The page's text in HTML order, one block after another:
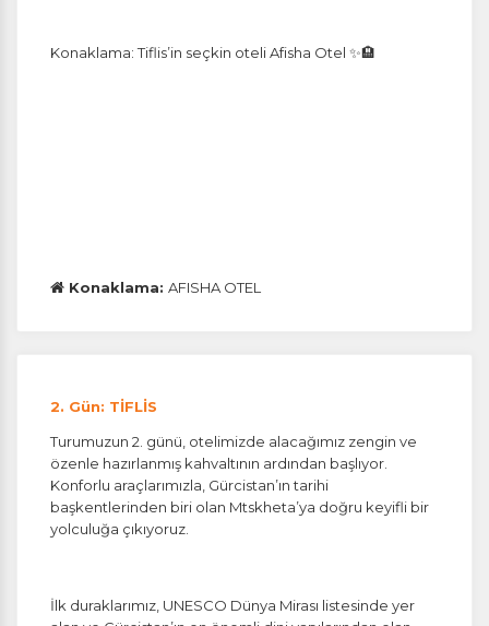
Çerez tercihlerinizi
belirleyin.
Daha fazla bilgi içinKVKK bilgilendirmemizi,
vegizlilik koşullarınıinceleyebilirsiniz.
Oturum yönetimi, güvenlik ve temel site işlevleri için
Konaklama: Tiflis’in seçkin oteli Afisha Otel ✨🏨
Konaklama: AFISHA OTEL
2. Gün: TİFLİS
Turumuzun 2. günü, otelimizde alacağımız zengin ve
özenle hazırlanmış kahvaltının ardından başlıyor.
Konforlu araçlarımızla, Gürcistan’ın tarihi
başkentlerinden biri olan Mtskheta’ya doğru keyifli bir
yolculuğa çıkıyoruz.
İlk duraklarımız, UNESCO Dünya Mirası listesinde yer